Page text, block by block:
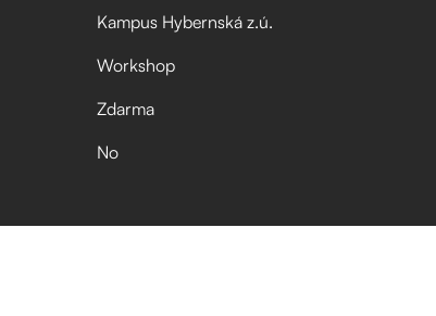
Kampus Hybernská z.ú.
Workshop
Zdarma
No